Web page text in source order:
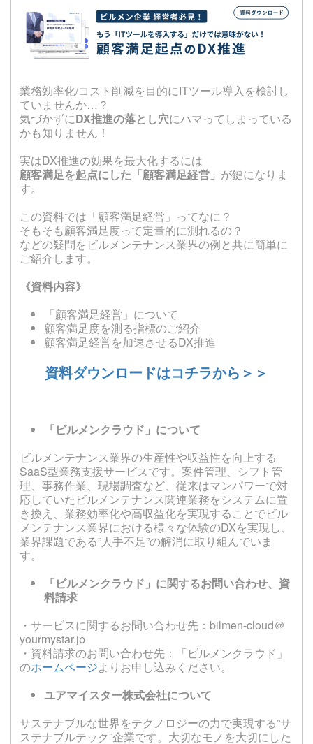
業務効率化/コスト削減を目的にITツール導入を検討し
ていませんか…？
気づかずにDX推進の落とし穴にハマってしまっている
かも知りません！
実はDX推進の効果を最大化するには
顧客満足を起点にした「顧客満足経営」 が鍵になりま
す。
この資料では「顧客満足経営」ってなに？
そもそも顧客満足度って定量的に測れるの？
などの疑問をビルメンテナンス業界の例と共に簡単に
ご紹介します。
《資料内容》
「顧客満足経営」について
顧客満足度を測る指標のご紹介
顧客満足経営を加速させるDX推進
資料ダウンロードはコチラから＞＞
「ビルメンクラウド」について
ビルメンテナンス業界の生産性や収益性を向上する
SaaS型業務支援サービスです。案件管理、シフト管
理、事務作業、現場調査など、従来はマンパワーで対
応していたビルメンテナンス関連業務をシステムに置
き換え、業務効率化や高収益化を実現することでビル
メンテナンス業界における様々な体験のDXを実現し、
業界課題である”人手不足”の解消に取り組んでいま
す。
「ビルメンクラウド」に関するお問い合わせ、資
料請求
・サービスに関するお問い合わせ先：bilmen-cloud＠
yourmystar.jp
・資料請求のお問い合わせ先：「ビルメンクラウド」
のホームページよりお申し込みください。
ユアマイスター株式会社について
サステナブルな世界をテクノロジーの力で実現する”サ
ステナブルテック”企業です。大切なモノを大切にした